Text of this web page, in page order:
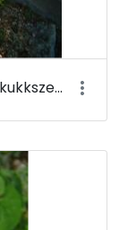
Lychnis coronaria - Bársonyos kakukkszegfű - Budai Arborétum